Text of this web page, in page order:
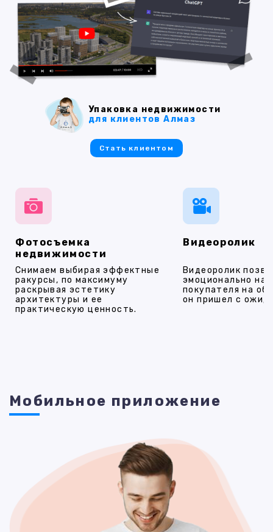
Фотосъемка
недвижимости
Снимаем выбирая эффектные
ракурсы, по максимуму
раскрывая эстетику
архитектуры и ее
практическую ценность.
Видеоролик
Видеоролик
эмоционально
покупателя на
он пришел с
Упаковка недвижимости
для клиентов Алмаз
Стать клиентом
Мобильное приложение